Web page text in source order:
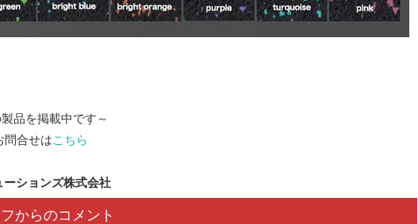
品を掲載中です～
問合せはこちら
ションズ株式会社
からのコメント